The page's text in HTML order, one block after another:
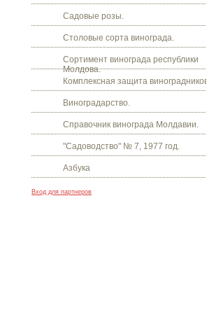
Садовые розы.
Столовые сорта винограда.
Сортимент винограда республики
Молдова.
Комплексная защита виноградников.
Виноградарство.
Справочник винограда Молдавии.
"Садоводство" № 7, 1977 год.
Азбука
Вход для партнеров